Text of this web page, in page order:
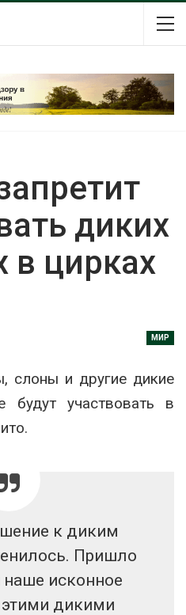
диких
цирках
МИР
слоны и другие дикие
участвовать в
к диким
Пришло
исконное
дикими